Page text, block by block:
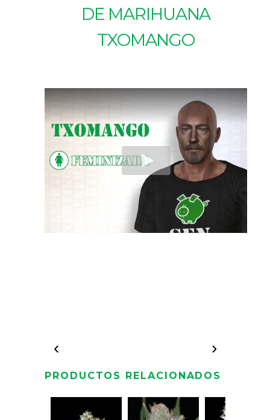
DE MARIHUANA
TXOMANGO
‹ ›
PRODUCTOS RELACIONADOS